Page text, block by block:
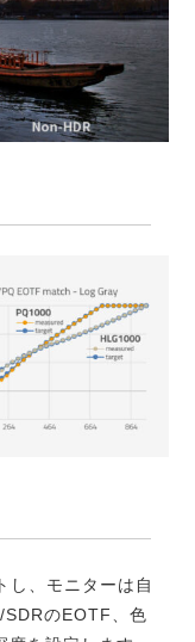
し、モニターは自
のEOTF、色